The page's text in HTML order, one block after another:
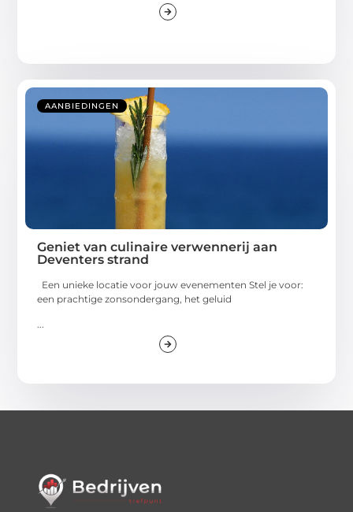
AANBIEDINGEN
Geniet van culinaire verwennerij aan
Deventers strand
Een unieke locatie voor jouw evenementen Stel je voor:
een prachtige zonsondergang, het geluid